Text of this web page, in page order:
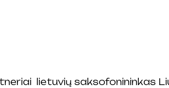
lietuvių saksofonininkas